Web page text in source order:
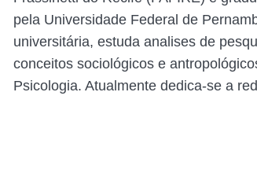
pela Universidade Federal de
universitária, estuda analises de
conceitos sociológicos e
Psicologia. Atualmente dedica-se a